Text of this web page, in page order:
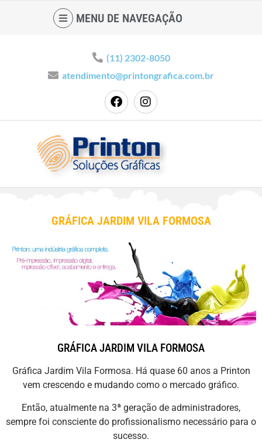
MENU DE NAVEGAÇÃO
(11) 2302-8050
atendimento@printongrafica.com.br
GRÁFICA JARDIM VILA FORMOSA
GRÁFICA JARDIM VILA FORMOSA
Gráfica Jardim Vila Formosa. Há quase 60 anos a Printon
vem crescendo e mudando como o mercado gráfico.
Então, atualmente na 3ª geração de administradores,
sempre foi consciente do profissionalismo necessário para o
sucesso.